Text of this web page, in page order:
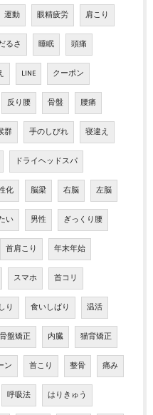
運動 眼精疲労 肩こり
るさ 睡眠 頭痛
LINE クーポン
反り腰 骨盤 腰痛
群 手のしびれ 寝違え
ドライヘッドスパ
化 脳梁 右脳 左脳
い 男性 ぎっくり腰
首肩こり 年末年始
スマホ 首コリ
り 食いしばり 温活
骨盤矯正 内臓 猫背矯正
ン 首こり 整骨 痛み
呼吸法 はりきゅう